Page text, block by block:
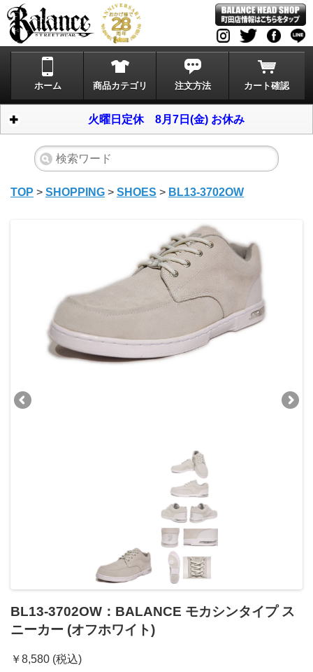
ホーム 商品カテゴリ 注文方法 カート確認
火曜日定休 8月7日(金) お休み
TOP > SHOPPING > SHOES > BL13-3702OW
BL13-3702OW：BALANCE モカシンタイプ ス
ニーカー (オフホワイト)
￥8,580 (税込)